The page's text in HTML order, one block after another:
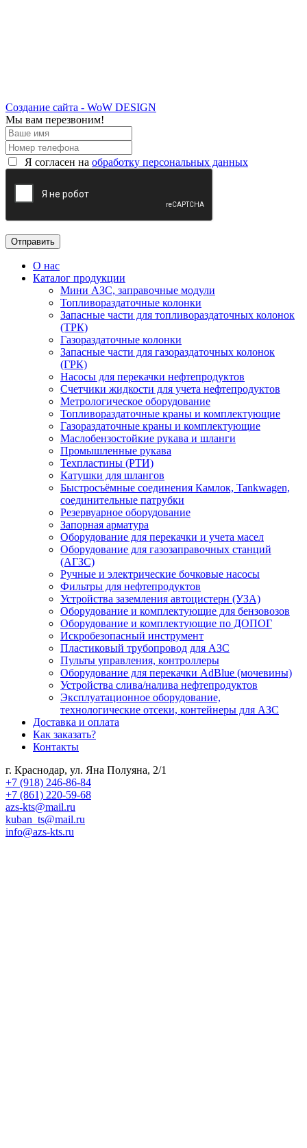
Создание сайта - WoW DESIGN
Мы вам перезвоним!
Я согласен на обработку персональных данных
О нас
Каталог продукции
Мини АЗС, заправочные модули
Топливораздаточные колонки
Запасные части для топливораздаточных колонок
(ТРК)
Газораздаточные колонки
Запасные части для газораздаточных колонок
(ГРК)
Насосы для перекачки нефтепродуктов
Счетчики жидкости для учета нефтепродуктов
Метрологическое оборудование
Топливораздаточные краны и комплектующие
Газораздаточные краны и комплектующие
Маслобензостойкие рукава и шланги
Промышленные рукава
Техпластины (РТИ)
Катушки для шлангов
Быстросъёмные соединения Камлок, Tankwagen,
соединительные патрубки
Резервуарное оборудование
Запорная арматура
Оборудование для перекачки и учета масел
Оборудование для газозаправочных станций
(АГЗС)
Ручные и электрические бочковые насосы
Фильтры для нефтепродуктов
Устройства заземления автоцистерн (УЗА)
Оборудование и комплектующие для бензовозов
Оборудование и комплектующие по ДОПОГ
Искробезопасный инструмент
Пластиковый трубопровод для АЗС
Пульты управления, контроллеры
Оборудование для перекачки AdBlue (мочевины)
Устройства слива/налива нефтепродуктов
Эксплуатационное оборудование,
технологические отсеки, контейнеры для АЗС
Доставка и оплата
Как заказать?
Контакты
г. Краснодар, ул. Яна Полуяна, 2/1
+7 (918) 246-86-84
+7 (861) 220-59-68
azs-kts@mail.ru
kuban_ts@mail.ru
info@azs-kts.ru